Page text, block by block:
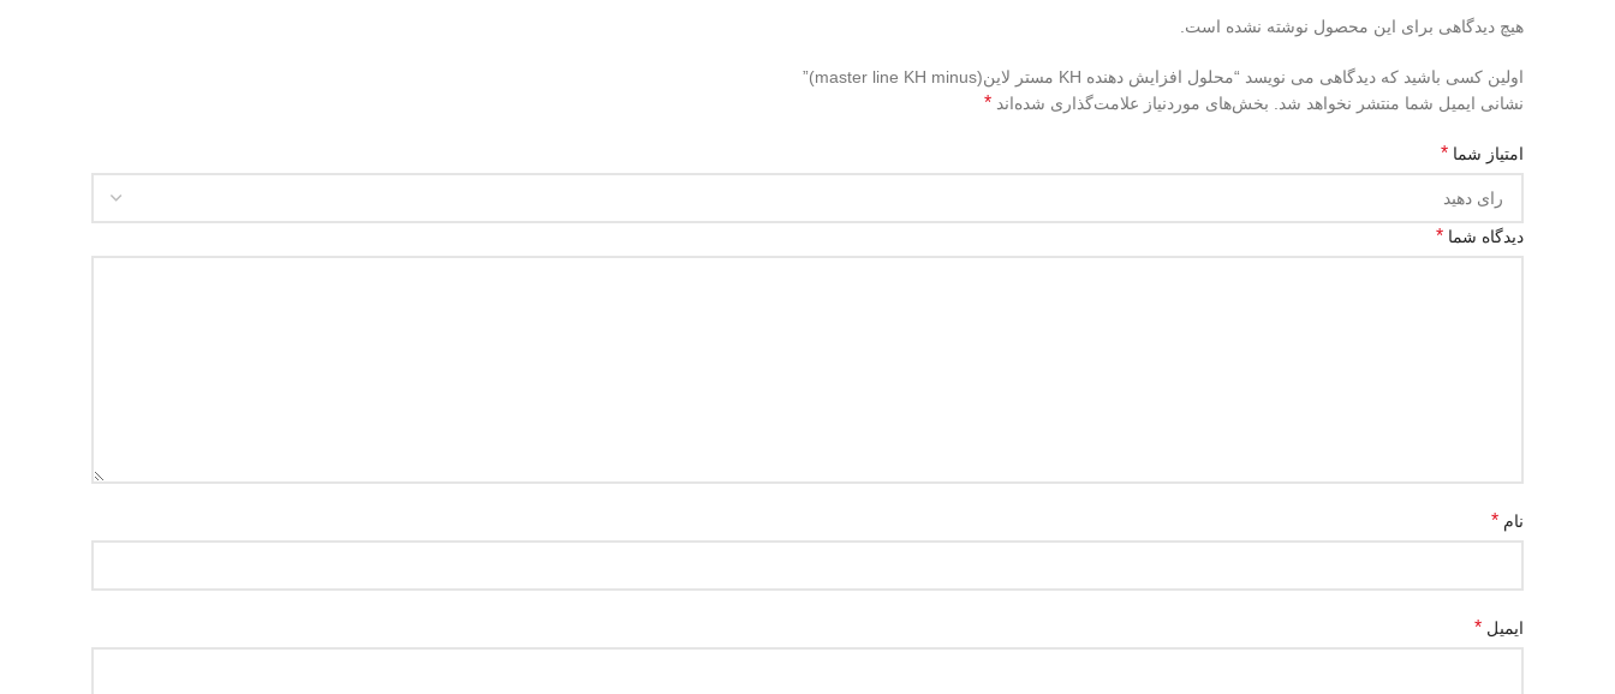
هیچ دیدگاهی برای این محصول نوشته نشده است.
اولین کسی باشید که دیدگاهی می نویسد “محلول افزایش دهنده KH مستر لاین(master line KH minus)”
نشانی ایمیل شما منتشر نخواهد شد.
بخش‌های موردنیاز علامت‌گذاری شده‌اند *
امتیاز شما *
دیدگاه شما *
نام *
ایمیل *